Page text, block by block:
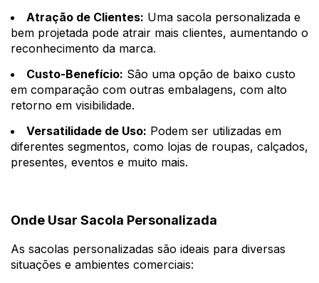
Atração de Clientes: Uma sacola personalizada e
bem projetada pode atrair mais clientes, aumentando o
reconhecimento da marca.
Custo-Benefício: São uma opção de baixo custo
em comparação com outras embalagens, com alto
retorno em visibilidade.
Versatilidade de Uso: Podem ser utilizadas em
diferentes segmentos, como lojas de roupas, calçados,
presentes, eventos e muito mais.
Onde Usar Sacola Personalizada
As sacolas personalizadas são ideais para diversas
situações e ambientes comerciais: